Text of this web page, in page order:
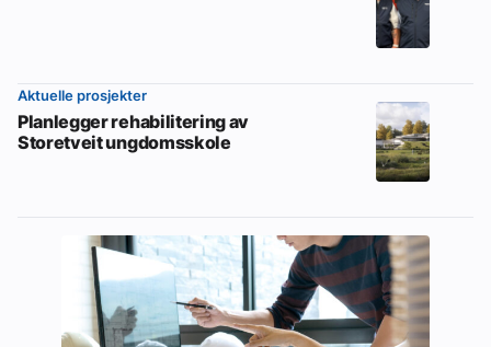
Aktuelle prosjekter
Planlegger rehabilitering av
Storetveit ungdomsskole